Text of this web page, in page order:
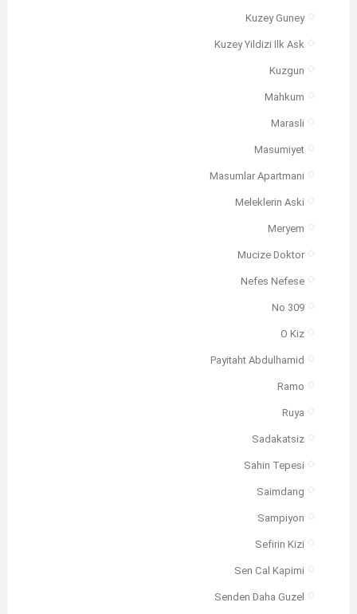
Kuzey Guney
Kuzey Yildizi Ilk Ask
Kuzgun
Mahkum
Marasli
Masumiyet
Masumlar Apartmani
Meleklerin Aski
Meryem
Mucize Doktor
Nefes Nefese
No 309
O Kiz
Payitaht Abdulhamid
Ramo
Ruya
Sadakatsiz
Sahin Tepesi
Saimdang
Sampiyon
Sefirin Kizi
Sen Cal Kapimi
Senden Daha Guzel